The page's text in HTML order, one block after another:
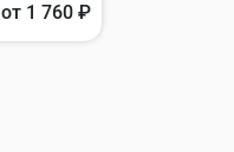
от 1 760 ₽